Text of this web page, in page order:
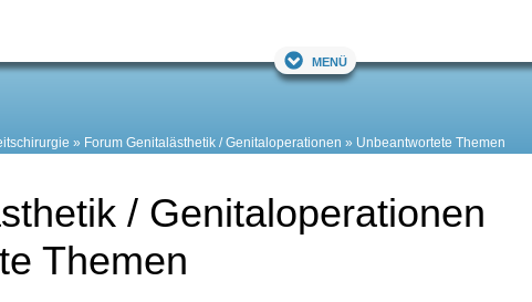
Menü
Forum Genitalästhetik / Genitaloperationen Unbeantwortete Themen
/ Genitaloperationen
Themen